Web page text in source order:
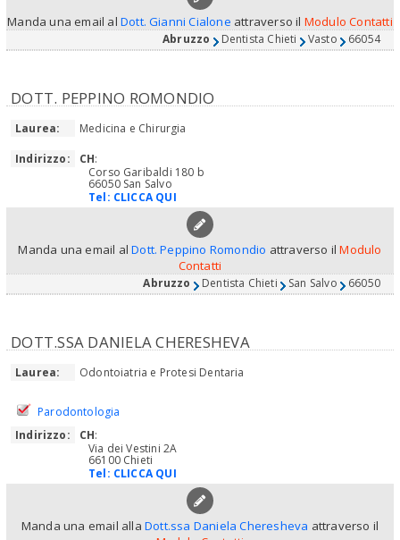
Manda una email al Dott. Gianni Cialone attraverso il Modulo Contatti
Abruzzo Dentista Chieti Vasto 66054
DOTT. PEPPINO ROMONDIO
Laurea:
Medicina e Chirurgia
Indirizzo:
CH:
Corso Garibaldi 180 b
66050 San Salvo
Tel: CLICCA QUI
Manda una email alDott. Peppino Romondio attraverso ilModulo
Contatti
Abruzzo Dentista Chieti San Salvo 66050
DOTT.SSA DANIELA CHERESHEVA
Laurea: Odontoiatria e Protesi Dentaria
Parodontologia
Indirizzo:
CH:
Via dei Vestini 2A
66100 Chieti
Tel: CLICCA QUI
Manda una email allaDott.ssa Daniela Cheresheva attraverso il